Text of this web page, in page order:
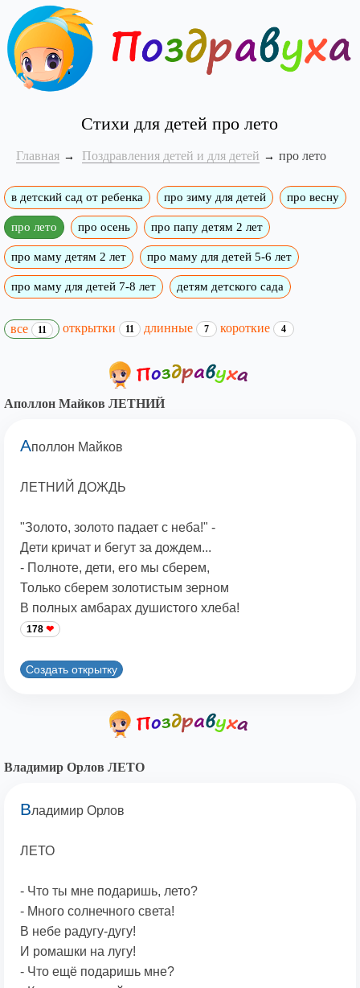
Стихи для детей про лето
Главная Поздравления детей и для детей про лето
в детский сад от ребенка про зиму для детей про весну
про лето про осень про папу детям 2 лет
про маму детям 2 лет про маму для детей 5-6 лет
про маму для детей 7-8 лет детям детского сада
все 11 открытки 11 длинные 7 короткие 4
Аполлон Майков ЛЕТНИЙ
Аполлон Майков
ЛЕТНИЙ ДОЖДЬ
"Золото, золото падает с неба!" -
Дети кричат и бегут за дождем...
- Полноте, дети, его мы сберем,
Только сберем золотистым зерном
В полных амбарах душистого хлеба!
178
Создать открытку
Владимир Орлов ЛЕТО
Владимир Орлов
ЛЕТО
- Что ты мне подаришь, лето?
- Много солнечного света!
В небе pадyгy-дyгy!
И ромашки на лyгy!
- Что ещё подаришь мне?